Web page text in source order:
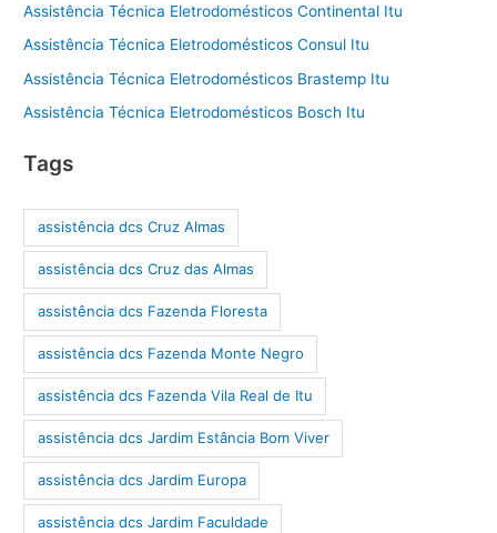
Assistência Técnica Eletrodomésticos Continental Itu
Assistência Técnica Eletrodomésticos Consul Itu
Assistência Técnica Eletrodomésticos Brastemp Itu
Assistência Técnica Eletrodomésticos Bosch Itu
Tags
assistência dcs Cruz Almas
assistência dcs Cruz das Almas
assistência dcs Fazenda Floresta
assistência dcs Fazenda Monte Negro
assistência dcs Fazenda Vila Real de Itu
assistência dcs Jardim Estância Bom Viver
assistência dcs Jardim Europa
assistência dcs Jardim Faculdade